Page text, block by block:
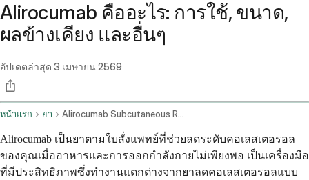
Alirocumab คืออะไร: การใช้, ขนาด,
ผลข้างเคียง และอื่นๆ
อัปเดตล่าสุด 3 เมษายน 2569
หน้าแรก ยา Alirocumab Subcutaneous Route
Alirocumab เป็นยาตามใบสั่งแพทย์ที่ช่วยลดระดับคอเลสเตอรอล
ของคุณเมื่ออาหารและการออกกำลังกายไม่เพียงพอ เป็นเครื่องมือ
ที่มีประสิทธิภาพซึ่งทำงานแตกต่างจากยาลดคอเลสเตอรอลแบบ